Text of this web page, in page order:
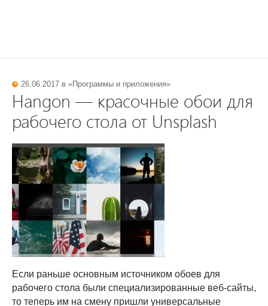
26.06.2017 в «Программы и приложения»
Hangon — красочные обои для
рабочего стола от Unsplash
Если раньше основным источником обоев для
рабочего стола были специализированные веб-сайты,
то теперь им на смену пришли универсальные